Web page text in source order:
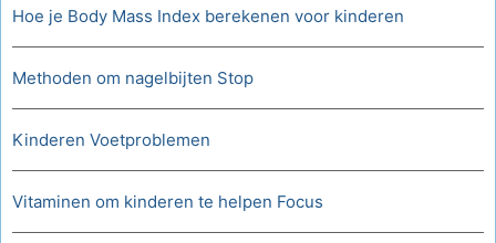
Hoe je Body Mass Index berekenen voor kinderen
Methoden om nagelbijten Stop
Kinderen Voetproblemen
Vitaminen om kinderen te helpen Focus